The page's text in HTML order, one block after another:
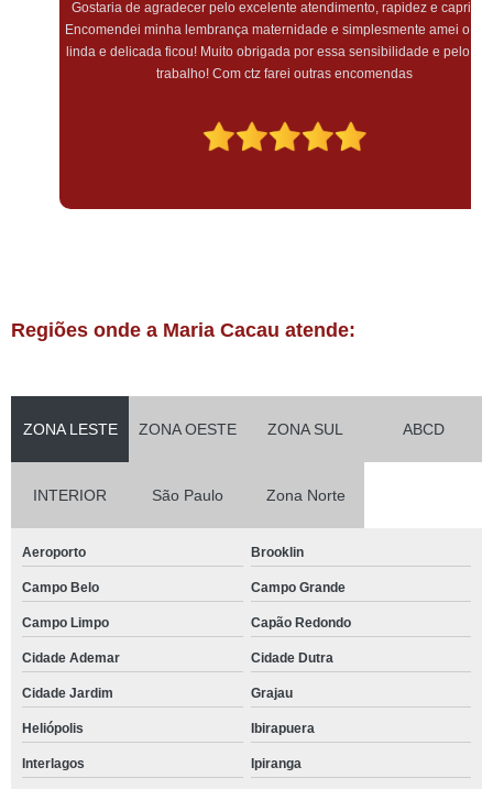
Gostaria de agradecer pelo excelente atendimento, rapidez e capricho!
Encomendei minha lembrança maternidade e simplesmente amei o quão
linda e delicada ficou! Muito obrigada por essa sensibilidade e pelo lindo
trabalho! Com ctz farei outras encomendas
Regiões onde a Maria Cacau atende:
ZONA LESTE ZONA OESTE ZONA SUL ABCD
INTERIOR São Paulo Zona Norte
Aeroporto Brooklin
Campo Belo Campo Grande
Campo Limpo Capão Redondo
Cidade Ademar Cidade Dutra
Cidade Jardim Grajau
Heliópolis Ibirapuera
Interlagos Ipiranga